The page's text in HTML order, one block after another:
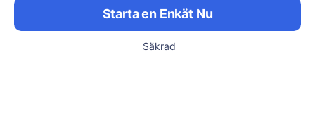
Starta en Enkät Nu
Säkrad